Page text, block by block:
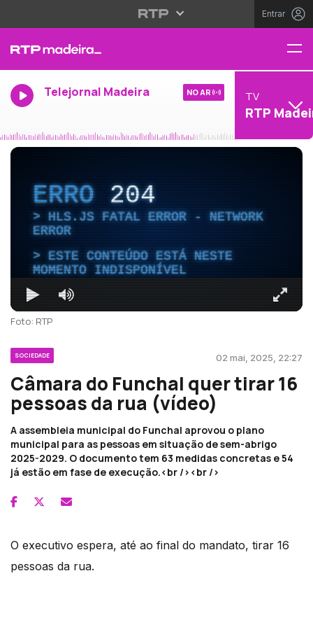
Entrar
Telejornal Madeira NO AR TV
RTP
ERRO204
HLS.JS FATAL ERROR - NETWORK
ERROR
ESTE CONTEÚDO ESTÁ NESTE
MOMENTO INDISPONÍVEL
Foto: RTP
SOCIEDADE 02 mai, 2025, 22:27
Câmara do Funchal quer tirar 16
pessoas da rua (vídeo)
A assembleia municipal do Funchal aprovou o plano
municipal para as pessoas em situação de sem-abrigo
2025-2029. O documento tem 63 medidas concretas e 54
já estão em fase de execução.<br /><br />
O executivo espera, até ao final do mandato, tirar 16
pessoas da rua.